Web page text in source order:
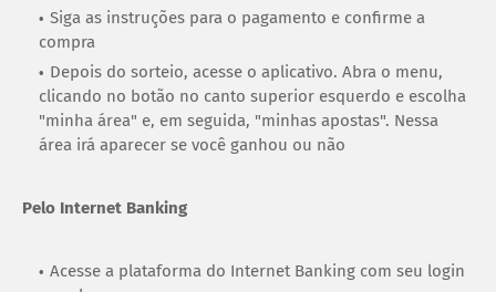
Siga as instruções para o pagamento e confirme a
compra
Depois do sorteio, acesse o aplicativo. Abra o menu,
clicando no botão no canto superior esquerdo e escolha
"minha área" e, em seguida, "minhas apostas". Nessa
área irá aparecer se você ganhou ou não
Pelo Internet Banking
Acesse a plataforma do Internet Banking com seu login